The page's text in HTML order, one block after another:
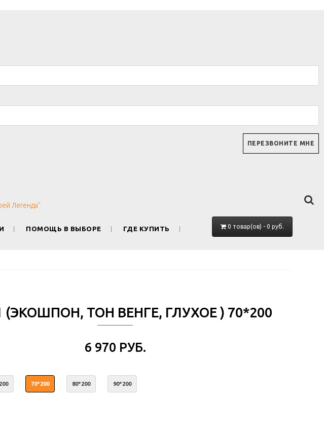
ПОМОЩЬ В ВЫБОРЕ ГДЕ КУПИТЬ 0 товар(ов) - 0 руб.
(ЭКОШПОН, ТОН ВЕНГЕ, ГЛУХОЕ ) 70*200
6 970 РУБ.
70*200 80*200 90*200